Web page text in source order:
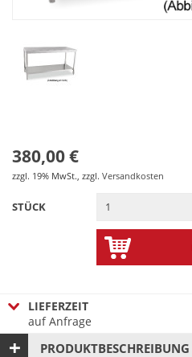
380,00 €
zzgl. 19% MwSt., zzgl. Versandkosten
STÜCK
LIEFERZEIT
auf Anfrage
PRODUKTBESCHREIBUNG